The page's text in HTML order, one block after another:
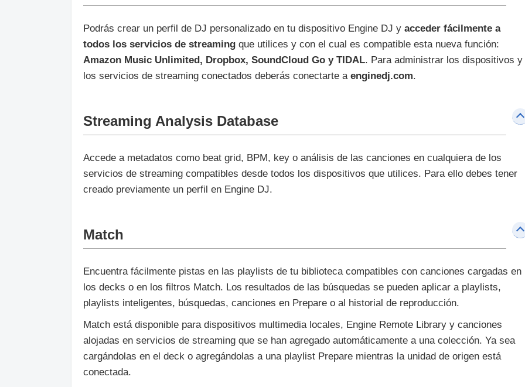
Podrás crear un perfil de DJ personalizado en tu dispositivo Engine DJ y acceder fácilmente a
todos los servicios de streaming que utilices y con el cual es compatible esta nueva función:
Amazon Music Unlimited, Dropbox, SoundCloud Go y TIDAL. Para administrar los dispositivos y
los servicios de streaming conectados deberás conectarte a enginedj.com.
Streaming Analysis Database
Accede a metadatos como beat grid, BPM, key o análisis de las canciones en cualquiera de los
servicios de streaming compatibles desde todos los dispositivos que utilices. Para ello debes tener
creado previamente un perfil en Engine DJ.
Match
Encuentra fácilmente pistas en las playlists de tu biblioteca compatibles con canciones cargadas en
los decks o en los filtros Match. Los resultados de las búsquedas se pueden aplicar a playlists,
playlists inteligentes, búsquedas, canciones en Prepare o al historial de reproducción.
Match está disponible para dispositivos multimedia locales, Engine Remote Library y canciones
alojadas en servicios de streaming que se han agregado automáticamente a una colección. Ya sea
cargándolas en el deck o agregándolas a una playlist Prepare mientras la unidad de origen está
conectada.